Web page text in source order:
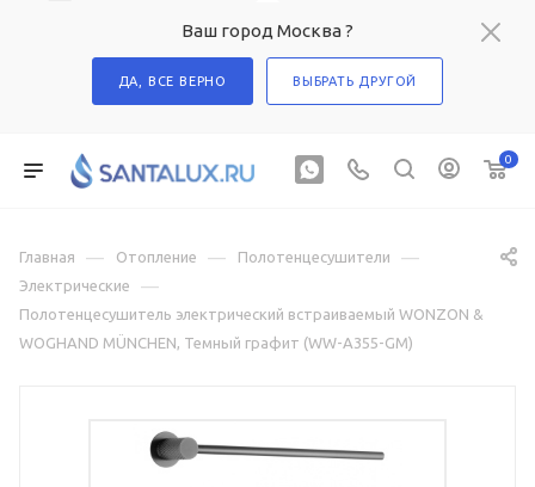
Ваш город Москва ?
ДА, ВСЕ ВЕРНО ВЫБРАТЬ ДРУГОЙ
0
Главная — Отопление — Полотенцесушители —
Электрические —
Полотенцесушитель электрический встраиваемый WONZON &
WOGHAND MÜNCHEN, Темный графит (WW-A355-GM)